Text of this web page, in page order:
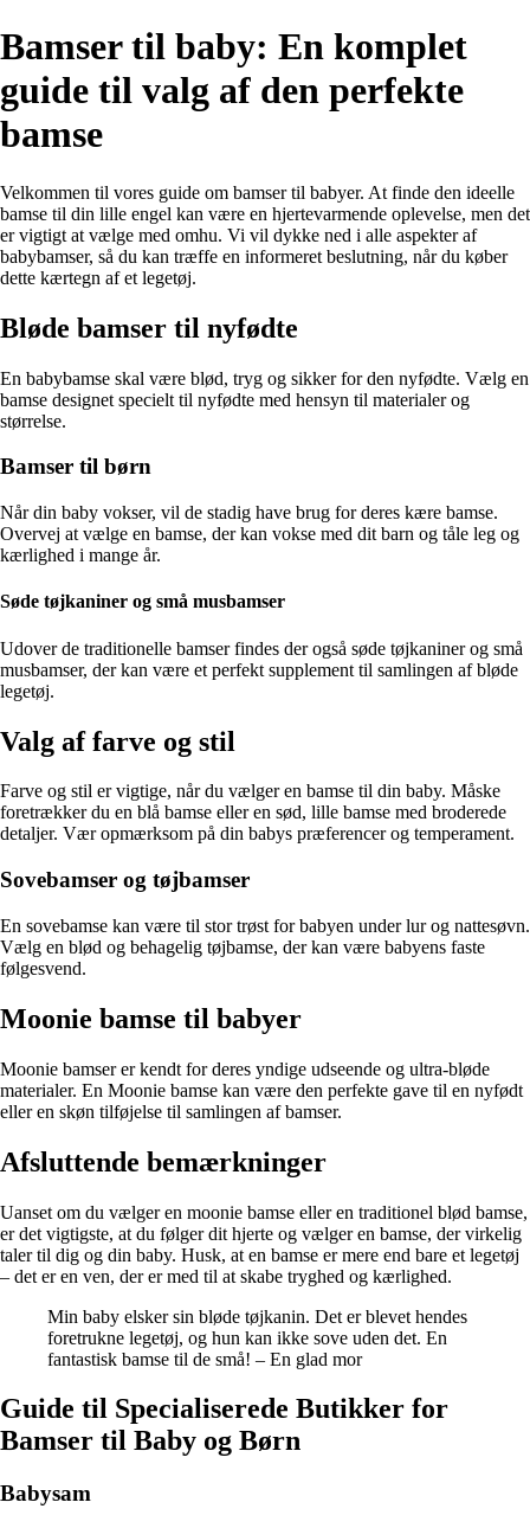
Bamser til baby: En komplet
guide til valg af den perfekte
bamse
Velkommen til vores guide om bamser til babyer. At finde den ideelle
bamse til din lille engel kan være en hjertevarmende oplevelse, men det
er vigtigt at vælge med omhu. Vi vil dykke ned i alle aspekter af
babybamser, så du kan træffe en informeret beslutning, når du køber
dette kærtegn af et legetøj.
Bløde bamser til nyfødte
En babybamse skal være blød, tryg og sikker for den nyfødte. Vælg en
bamse designet specielt til nyfødte med hensyn til materialer og
størrelse.
Bamser til børn
Når din baby vokser, vil de stadig have brug for deres kære bamse.
Overvej at vælge en bamse, der kan vokse med dit barn og tåle leg og
kærlighed i mange år.
Søde tøjkaniner og små musbamser
Udover de traditionelle bamser findes der også søde tøjkaniner og små
musbamser, der kan være et perfekt supplement til samlingen af bløde
legetøj.
Valg af farve og stil
Farve og stil er vigtige, når du vælger en bamse til din baby. Måske
foretrækker du en blå bamse eller en sød, lille bamse med broderede
detaljer. Vær opmærksom på din babys præferencer og temperament.
Sovebamser og tøjbamser
En sovebamse kan være til stor trøst for babyen under lur og nattesøvn.
Vælg en blød og behagelig tøjbamse, der kan være babyens faste
følgesvend.
Moonie bamse til babyer
Moonie bamser er kendt for deres yndige udseende og ultra-bløde
materialer. En Moonie bamse kan være den perfekte gave til en nyfødt
eller en skøn tilføjelse til samlingen af bamser.
Afsluttende bemærkninger
Uanset om du vælger en moonie bamse eller en traditionel blød bamse,
er det vigtigste, at du følger dit hjerte og vælger en bamse, der virkelig
taler til dig og din baby. Husk, at en bamse er mere end bare et legetøj
– det er en ven, der er med til at skabe tryghed og kærlighed.
Min baby elsker sin bløde tøjkanin. Det er blevet hendes
foretrukne legetøj, og hun kan ikke sove uden det. En
fantastisk bamse til de små! – En glad mor
Guide til Specialiserede Butikker for
Bamser til Baby og Børn
Babysam